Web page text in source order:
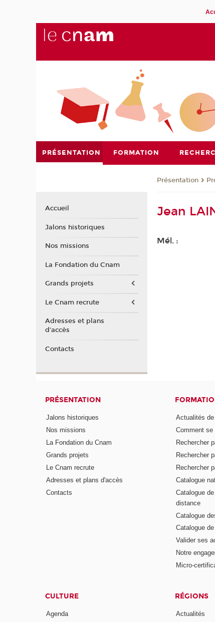
PRÉSENTATION FORMATION
Présentation
Jean
Mél. :
Accueil
Jalons historiques
Nos missions
La Fondation du Cnam
Grands projets
Le Cnam recrute
Adresses et plans
d'accès
Contacts
PRÉSENTATION
Jalons historiques
Nos missions
La Fondation du Cnam
Grands projets
Le Cnam recrute
Adresses et plans d'accès
Contacts
Actualités
Comment se
Rechercher
Rechercher
Rechercher
Catalogue
Catalogue
distance
Catalogue
Catalogue
Valider ses
Notre
Micro-
CULTURE
Agenda
RÉGIONS
Actualités